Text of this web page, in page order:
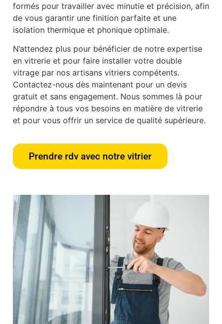
formés pour travailler avec minutie et précision, afin
de vous garantir une finition parfaite et une
isolation thermique et phonique optimale.
N’attendez plus pour bénéficier de notre expertise
en vitrerie et pour faire installer votre double
vitrage par nos artisans vitriers compétents.
Contactez-nous dès maintenant pour un devis
gratuit et sans engagement. Nous sommes là pour
répondre à tous vos besoins en matière de vitrerie
et pour vous offrir un service de qualité supérieure.
Prendre rdv avec notre vitrier